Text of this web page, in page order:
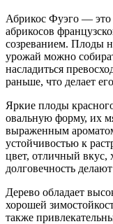
Абрикос Фуэго — это
абрикосов
созреванием. Плоды
урожай можно
насладиться
раньше, что делает
Яркие плоды
овальную форму, их
выраженным
устойчивостью к
цвет, отличный вкус,
долговечность
Дерево обладает
хорошей
также